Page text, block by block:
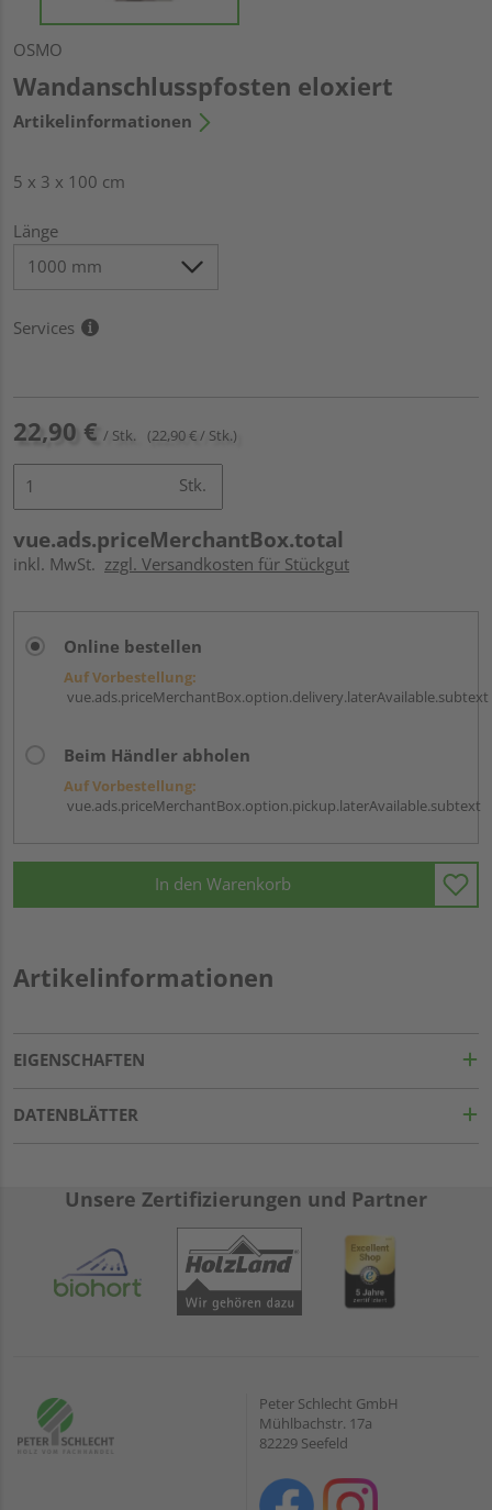
OSMO
Wandanschlusspfosten eloxiert
Artikelinformationen
5 x 3 x 100 cm
Länge
Services
22,90 € / Stk. (22,90 € / Stk.)
Stk.
vue.ads.priceMerchantBox.total
inkl. MwSt. zzgl. Versandkosten für Stückgut
Online bestellen
Auf Vorbestellung:
vue.ads.priceMerchantBox.option.delivery.laterAvailable.subtext
Beim Händler abholen
Auf Vorbestellung:
vue.ads.priceMerchantBox.option.pickup.laterAvailable.subtext
In den Warenkorb
Artikelinformationen
EIGENSCHAFTEN
DATENBLÄTTER
Unsere Zertifizierungen und Partner
Peter Schlecht GmbH
Mühlbachstr. 17a
82229 Seefeld